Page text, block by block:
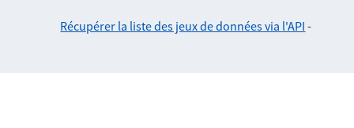
Récupérer la liste des jeux de données via l'API -